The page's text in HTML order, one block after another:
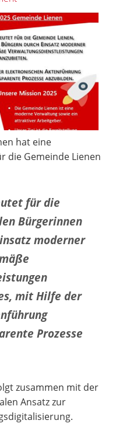
hat eine
die Gemeinde Lienen
für die
Bürgerinnen
moderner
mit Hilfe der
Prozesse
zusammen mit der
Ansatz zur